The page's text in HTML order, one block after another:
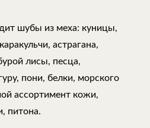
шубы из меха: куницы,
астрагана,
лисы, песца,
пони, белки, морского
ассортимент кожи,
питона.